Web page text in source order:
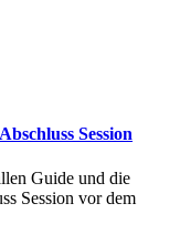
Session
Guide und die
Session vor dem